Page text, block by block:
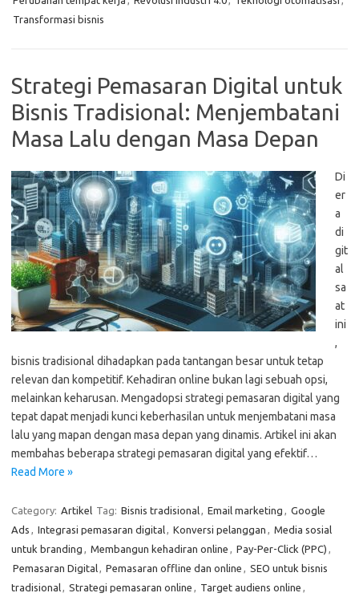
Transformasi bisnis
Strategi Pemasaran Digital untuk
Bisnis Tradisional: Menjembatani
Masa Lalu dengan Masa Depan
Di
er
a
di
git
al
sa
at
ini
,
bisnis tradisional dihadapkan pada tantangan besar untuk tetap
relevan dan kompetitif. Kehadiran online bukan lagi sebuah opsi,
melainkan keharusan. Mengadopsi strategi pemasaran digital yang
tepat dapat menjadi kunci keberhasilan untuk menjembatani masa
lalu yang mapan dengan masa depan yang dinamis. Artikel ini akan
membahas beberapa strategi pemasaran digital yang efektif…
Read More »
Category: Artikel Tag: Bisnis tradisional, Email marketing , Google
Ads , Integrasi pemasaran digital, Konversi pelanggan , Media sosial
untuk branding , Membangun kehadiran online , Pay-Per-Click (PPC) ,
Pemasaran Digital, Pemasaran offline dan online , SEO untuk bisnis
tradisional, Strategi pemasaran online , Target audiens online ,